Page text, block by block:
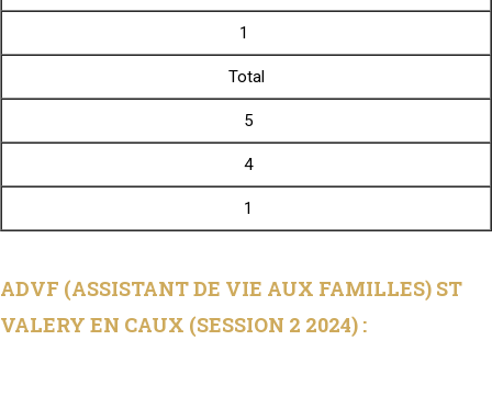
1
Total
5
4
1
ADVF (ASSISTANT DE VIE AUX FAMILLES) ST
VALERY EN CAUX (SESSION 2 2024) :